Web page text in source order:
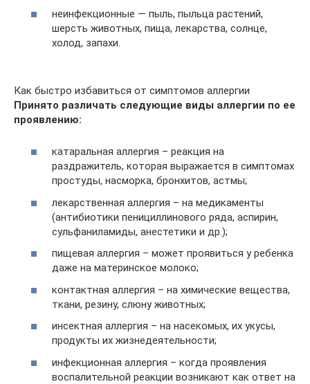
неинфекционные — пыль, пыльца растений,
шерсть животных, пища, лекарства, солнце,
холод, запахи.
Как быстро избавиться от симптомов аллергии
Принято различать следующие виды аллергии по ее
проявлению:
катаральная аллергия – реакция на
раздражитель, которая выражается в симптомах
простуды, насморка, бронхитов, астмы;
лекарственная аллергия – на медикаменты
(антибиотики пенициллинового ряда, аспирин,
сульфаниламиды, анестетики и др.);
пищевая аллергия – может проявиться у ребенка
даже на материнское молоко;
контактная аллергия – на химические вещества,
ткани, резину, слюну животных;
инсектная аллергия – на насекомых, их укусы,
продукты их жизнедеятельности;
инфекционная аллергия – когда проявления
воспалительной реакции возникают как ответ на